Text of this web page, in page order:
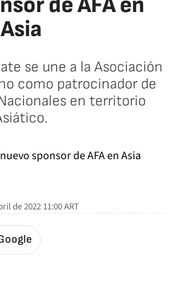
Asia
se une a la Asociación
como patrocinador de
en territorio
de 2022 11:00ART